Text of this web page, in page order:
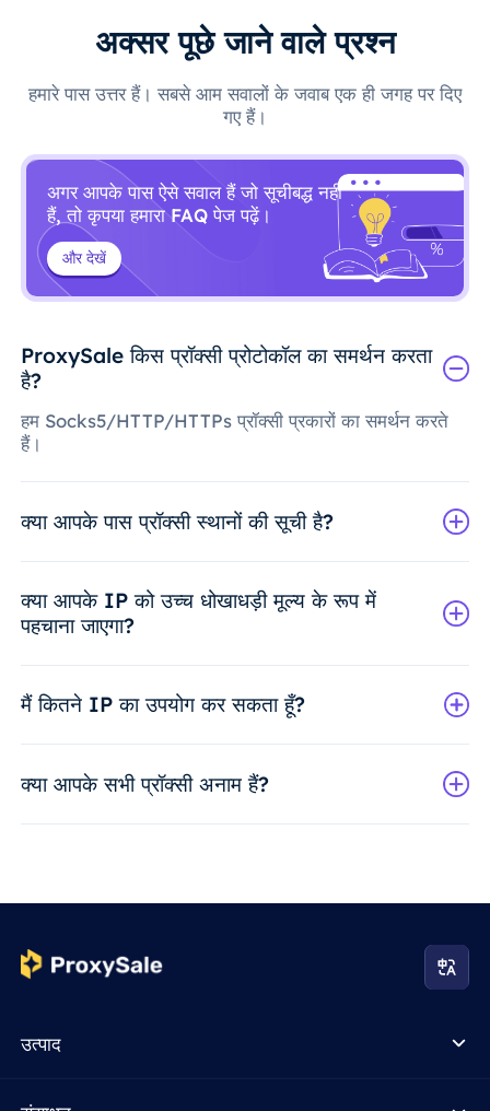
अक्सर पूछे जाने वाले प्रश्न
हमारे पास उत्तर हैं। सबसे आम सवालों के जवाब एक ही जगह पर दिए
गए हैं।
अगर आपके पास ऐसे सवाल हैं जो सूचीबद्ध नहीं
हैं, तो कृपया हमारा FAQ पेज पढ़ें।
और देखें
ProxySale किस प्रॉक्सी प्रोटोकॉल का समर्थन करता
है?
हम Socks5/HTTP/HTTPs प्रॉक्सी प्रकारों का समर्थन करते
हैं।
क्या आपके पास प्रॉक्सी स्थानों की सूची है?
क्या आपके IP को उच्च धोखाधड़ी मूल्य के रूप में
पहचाना जाएगा?
मैं कितने IP का उपयोग कर सकता हूँ?
क्या आपके सभी प्रॉक्सी अनाम हैं?
उत्पाद